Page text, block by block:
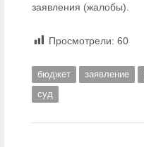
заявления (жалобы).
Просмотрели: 60
бюджет заявление
суд